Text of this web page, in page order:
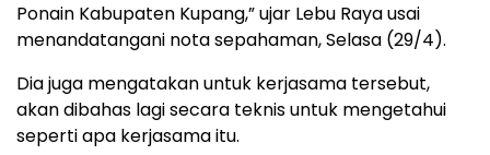
Ponain Kabupaten Kupang,” ujar Lebu Raya usai
menandatangani nota sepahaman, Selasa (29/4).
Dia juga mengatakan untuk kerjasama tersebut,
akan dibahas lagi secara teknis untuk mengetahui
seperti apa kerjasama itu.